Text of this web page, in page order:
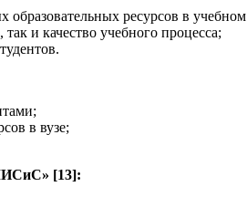
ресурсов в учебном
и качество учебного процесса;
в вузе;
[13]: